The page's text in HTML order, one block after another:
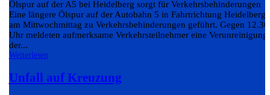
Ölspur auf der A5 bei Heidelberg sorgt für Verkehrsbehinderungen
Eine längere Ölspur auf der Autobahn 5 in Fahrtrichtung Heidelberg
am Mittwochmittag zu Verkehrsbehinderungen geführt. Gegen 12.30
Uhr meldeten aufmerksame Verkehrsteilnehmer eine Verunreinigung
der...
Weiterlesen
Unfall auf Kreuzung